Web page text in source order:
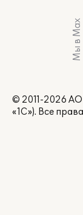
Мы в Max
© 2011-2026
«1С»). Все